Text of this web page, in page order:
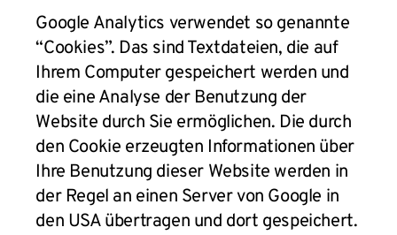
Google Analytics verwendet so genannte
“Cookies”. Das sind Textdateien, die auf
Ihrem Computer gespeichert werden und
die eine Analyse der Benutzung der
Website durch Sie ermöglichen. Die durch
den Cookie erzeugten Informationen über
Ihre Benutzung dieser Website werden in
der Regel an einen Server von Google in
den USA übertragen und dort gespeichert.